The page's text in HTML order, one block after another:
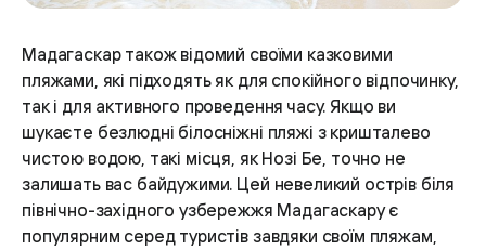
Мадагаскар також відомий своїми казковими
пляжами, які підходять як для спокійного відпочинку,
так і для активного проведення часу. Якщо ви
шукаєте безлюдні білосніжні пляжі з кришталево
чистою водою, такі місця, як Нозі Бе, точно не
залишать вас байдужими. Цей невеликий острів біля
північно-західного узбережжя Мадагаскару є
популярним серед туристів завдяки своїм пляжам,